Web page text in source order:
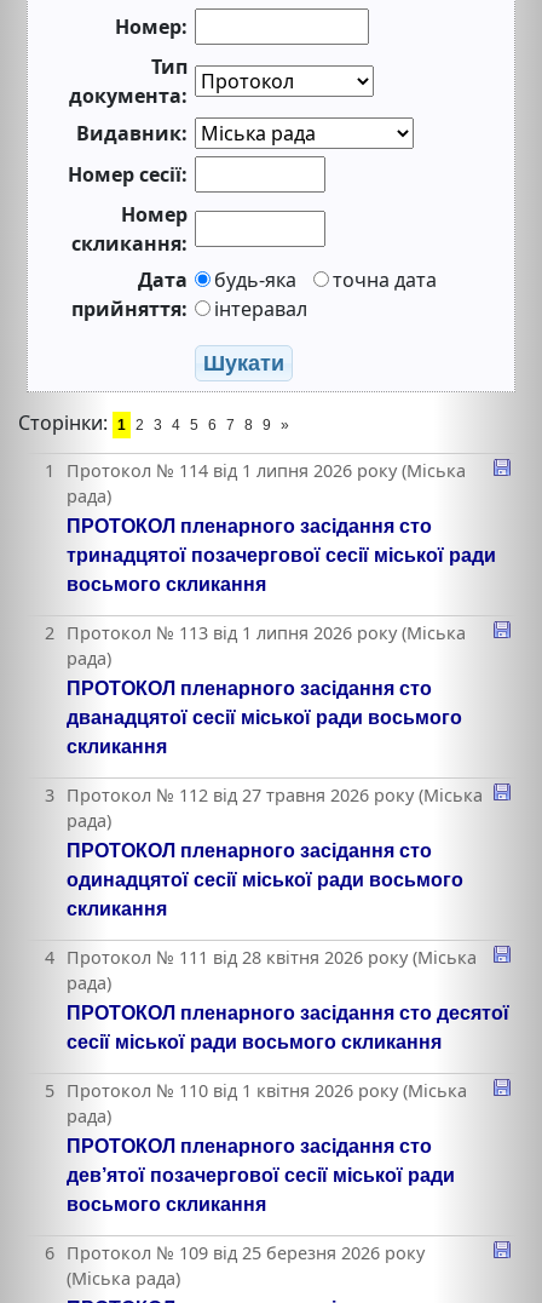
Номер:
Тип
документа:
Видавник:
Номер сесії:
Номер
скликання:
Дата
прийняття:
будь-яка
точна дата
інтеравал
Шукати
Сторінки: 1 2 3 4 5 6 7 8 9 »
1
Протокол № 114 від 1 липня 2026 року (Міська
рада)
ПРОТОКОЛ пленарного засідання сто
тринадцятої позачергової сесії міської ради
восьмого скликання
2 Протокол № 113 від 1 липня 2026 року (Міська
рада)
ПРОТОКОЛ пленарного засідання сто
дванадцятої сесії міської ради восьмого
скликання
3 Протокол № 112 від 27 травня 2026 року (Міська
рада)
ПРОТОКОЛ пленарного засідання сто
одинадцятої сесії міської ради восьмого
скликання
4 Протокол № 111 від 28 квітня 2026 року (Міська
рада)
ПРОТОКОЛ пленарного засідання сто десятої
сесії міської ради восьмого скликання
5 Протокол № 110 від 1 квітня 2026 року (Міська
рада)
ПРОТОКОЛ пленарного засідання сто
дев’ятої позачергової сесії міської ради
восьмого скликання
6 Протокол № 109 від 25 березня 2026 року
(Міська рада)